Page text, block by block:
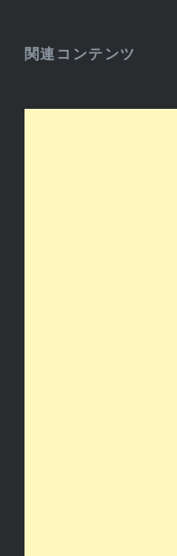
関連コンテンツ